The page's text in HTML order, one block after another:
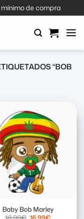
mínimo de compra
“BOB
Baby Bob Marley
El El